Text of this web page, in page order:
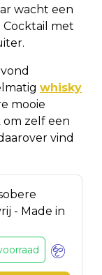
wacht een
Cocktail met
whisky
mooie
om zelf een
vind
- Made in